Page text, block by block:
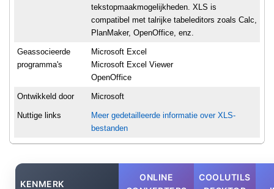
tekstopmaakmogelijkheden. XLS is
compatibel met talrijke tabeleditors zoals Calc,
PlanMaker, OpenOffice, enz.
Geassocieerde
programma's
Microsoft Excel
Microsoft Excel Viewer
OpenOffice
Ontwikkeld door Microsoft
Nuttige links
Meer gedetailleerde informatie over XLS-
bestanden
KENMERK
ONLINE
COOLUTILS